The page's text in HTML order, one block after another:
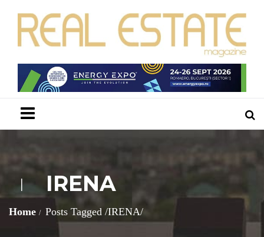
I IRENA
Home Posts Tagged /IRENA/